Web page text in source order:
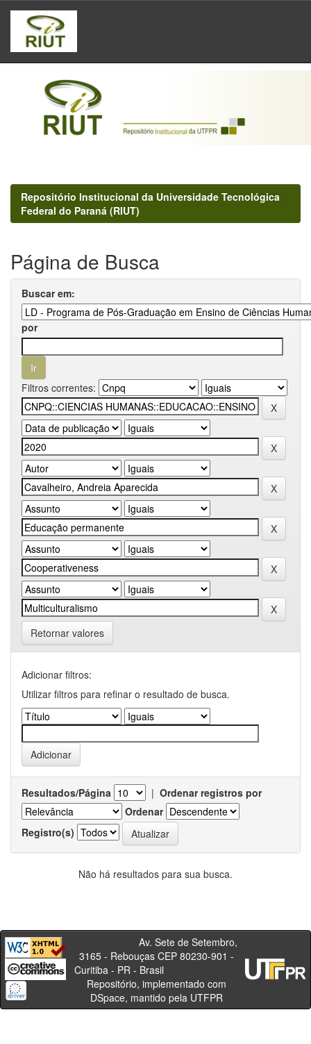
Skip
navigation
Repositório Institucional da Universidade Tecnológica
Federal do Paraná (RIUT)
Página de Busca
Buscar em:
por
Filtros correntes:
Retornar valores
Adicionar filtros:
Utilizar filtros para refinar o resultado de busca.
Resultados/Página | Ordenar registros por
Ordenar
Registro(s)
Não há resultados para sua busca.
Av. Sete de Setembro,
3165 - Rebouças CEP 80230-901 -
Curitiba - PR - Brasil
Repositório, implementado com
DSpace, mantido pela UTFPR